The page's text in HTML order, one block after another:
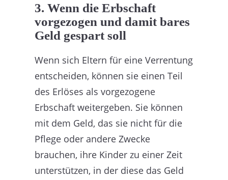
3. Wenn die Erbschaft
vorgezogen und damit bares
Geld gespart soll
Wenn sich Eltern für eine Verrentung
entscheiden, können sie einen Teil
des Erlöses als vorgezogene
Erbschaft weitergeben. Sie können
mit dem Geld, das sie nicht für die
Pflege oder andere Zwecke
brauchen, ihre Kinder zu einer Zeit
unterstützen, in der diese das Geld